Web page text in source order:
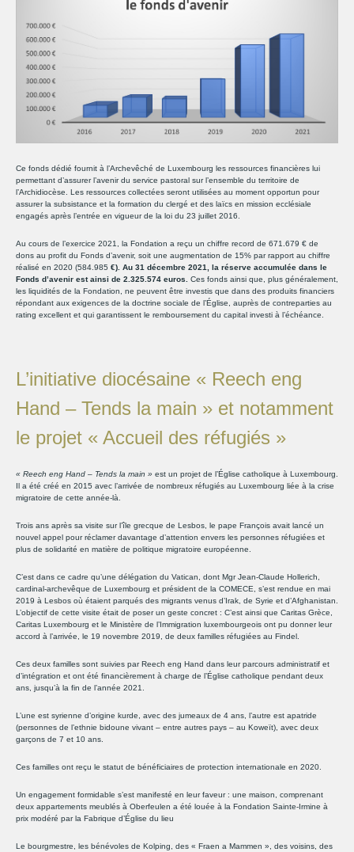
Ce fonds dédié fournit à l’Archevêché de Luxembourg les ressources financières lui
permettant d’assurer l’avenir du service pastoral sur l’ensemble du territoire de
l’Archidiocèse. Les ressources collectées seront utilisées au moment opportun pour
assurer la subsistance et la formation du clergé et des laïcs en mission ecclésiale
engagés après l’entrée en vigueur de la loi du 23 juillet 2016.
Au cours de l’exercice 2021, la Fondation a reçu un chiffre record de 671.679 € de
dons au profit du Fonds d’avenir, soit une augmentation de 15% par rapport au chiffre
réalisé en 2020 (584.985 €). Au 31 décembre 2021, la réserve accumulée dans le
Fonds d’avenir est ainsi de 2.325.574 euros.
Ces fonds ainsi que, plus généralement,
les liquidités de la Fondation, ne peuvent être investis que dans des produits financiers
répondant aux exigences de la doctrine sociale de l’Église, auprès de contreparties au
rating excellent et qui garantissent le remboursement du capital investi à l’échéance.
L’initiative diocésaine « Reech eng
Hand – Tends la main » et notamment
le projet « Accueil des réfugiés »
« Reech eng Hand – Tends la main » est un projet de l’Église catholique à Luxembourg.
Il a été créé en 2015 avec l’arrivée de nombreux réfugiés au Luxembourg liée à la crise
migratoire de cette année-là.
Trois ans après sa visite sur l’île grecque de Lesbos, le pape François avait lancé un
nouvel appel pour réclamer davantage d’attention envers les personnes réfugiées et
plus de solidarité en matière de politique migratoire européenne.
C’est dans ce cadre qu’une délégation du Vatican, dont Mgr Jean-Claude Hollerich,
cardinal-archevêque de Luxembourg et président de la COMECE, s’est rendue en mai
2019 à Lesbos où étaient parqués des migrants venus d’Irak, de Syrie et d’Afghanistan.
L’objectif de cette visite était de poser un geste concret : C’est ainsi que Caritas Grèce,
Caritas Luxembourg et le Ministère de l’Immigration luxembourgeois ont pu donner leur
accord à l’arrivée, le 19 novembre 2019, de deux familles réfugiées au Findel.
Ces deux familles sont suivies par Reech eng Hand dans leur parcours administratif et
d’intégration et ont été financièrement à charge de l’Église catholique pendant deux
ans, jusqu’à la fin de l’année 2021.
L’une est syrienne d’origine kurde, avec des jumeaux de 4 ans, l’autre est apatride
(personnes de l’ethnie bidoune vivant – entre autres pays – au Koweït), avec deux
garçons de 7 et 10 ans.
Ces familles ont reçu le statut de bénéficiaires de protection internationale en 2020.
Un engagement formidable s’est manifesté en leur faveur : une maison, comprenant
deux appartements meublés à Oberfeulen a été louée à la Fondation Sainte-Irmine à
prix modéré par la Fabrique d’Église du lieu
Le bourgmestre, les bénévoles de Kolping, des « Fraen a Mammen », des voisins, des